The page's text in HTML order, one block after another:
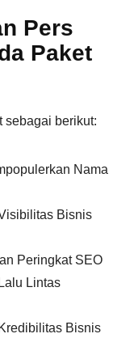
Pers
Paket
sebagai berikut:
Nama
Bisnis
Peringkat SEO
Lintas
Bisnis